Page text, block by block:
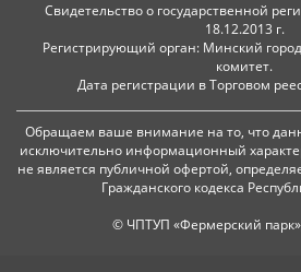
Свидетельство о государственной
18.12.2013 г.
Регистрирующий орган: Минский
комитет.
Дата регистрации в Торговом
Обращаем ваше внимание на то, что
исключительно информационный
не является публичной офертой,
Гражданского кодекса
© ЧПТУП «Фермерский